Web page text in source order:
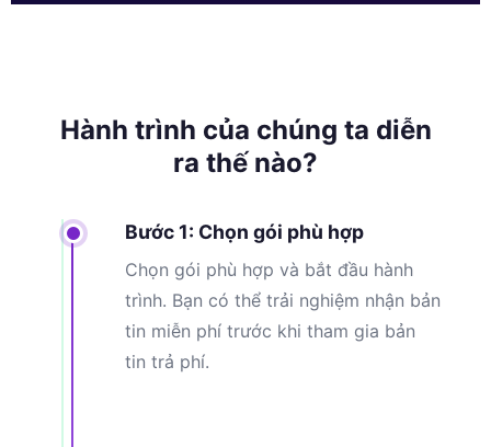
Hành trình của chúng ta diễn
ra thế nào?
Bước 1: Chọn gói phù hợp
Chọn gói phù hợp và bắt đầu hành
trình. Bạn có thể trải nghiệm nhận bản
tin miễn phí trước khi tham gia bản
tin trả phí.